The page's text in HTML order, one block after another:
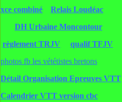
xce combiné
Relais Loudéac
DH Urbaine Moncontour
règlement TRJV
qualif TFJV
photos fb les vététistes bretons
Détail Organisation Epreuves VTT
Calendrier VTT version cbc